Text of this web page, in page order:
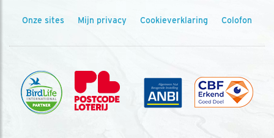
Onze sites Mijn privacy Cookieverklaring Colofon